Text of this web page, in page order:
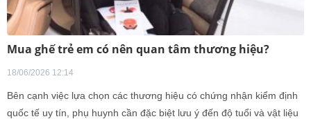
Mua ghế trẻ em có nên quan tâm thương hiệu?
18/06/2026 12:14
Bên cạnh việc lựa chọn các thương hiệu có chứng nhận kiểm định
quốc tế uy tín, phụ huynh cần đặc biệt lưu ý đến độ tuổi và vật liệu